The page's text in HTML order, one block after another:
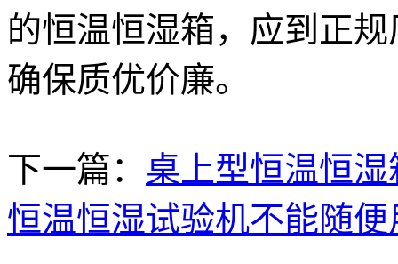
的恒温恒湿箱，应到正
确保质优价廉。
下一篇： 桌上型恒温恒
恒温恒湿试验机不能随便